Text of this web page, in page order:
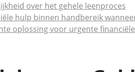
over het gehele leenproces
hulp binnen handbereik
oplossing voor urgente